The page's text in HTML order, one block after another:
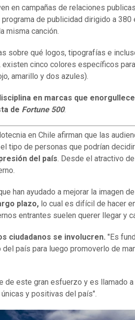
en campañas de relaciones
de publicidad dirigido a 380
misma canción.
sobre qué logos, tipografías e
existen cinco colores específicos
amarillo y dos azules).
en marcas que
de Fortune 500.
en Chile afirman que las
tipo de personas que podrían
del país. Desde el atractivo
han ayudado a mejorar la imagen de
plazo, lo cual es difícil de hacer
entrantes suelen querer llegar y
ciudadanos se involucren. "Es
del país para luego promoverlo de
de este gran esfuerzo y es llamado a
y positivas del país".